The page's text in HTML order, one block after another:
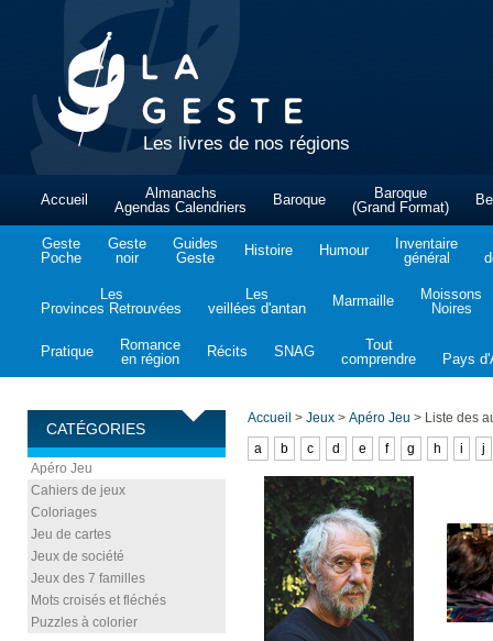
Les livres de nos régions
Accueil
Almanachs
Agendas Calendriers
Baroque
Baroque
(Grand Format)
Geste
Poche
Geste
noir
Guides
Geste
Histoire Humour
Inventaire
général
Les
Provinces Retrouvées
Les
veillées d'antan
Marmaille
Moissons
Noires
Pratique
Romance
en région
Récits SNAG
Tout
comprendre
Pays
CATÉGORIES
Apéro Jeu
Cahiers de jeux
Coloriages
Jeu de cartes
Jeux de société
Jeux des 7 familles
Mots croisés et fléchés
Puzzles à colorier
Accueil > Jeux > Apéro Jeu > Liste des
a
b c d e f g h i j